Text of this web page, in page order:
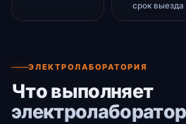
срок выезда
ЭЛЕКТРОЛАБОРАТОРИЯ
Что выполняет